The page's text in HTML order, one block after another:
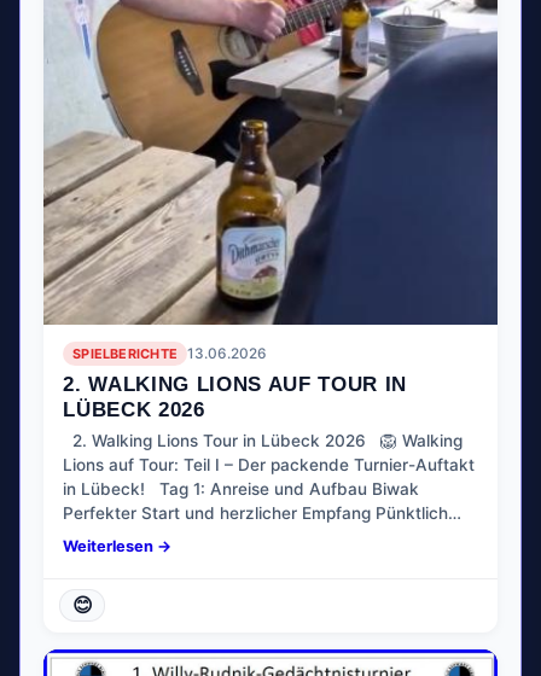
SPIELBERICHTE 13.06.2026
2. WALKING LIONS AUF TOUR IN
LÜBECK 2026
2. Walking Lions Tour in Lübeck 2026 🦁 Walking
Lions auf Tour: Teil I – Der packende Turnier-Auftakt
in Lübeck! Tag 1: Anreise und Aufbau Biwak
Perfekter Start und herzlicher Empfang Pünktlich…
Weiterlesen →
😊